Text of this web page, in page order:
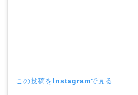
この投稿をInstagramで見る